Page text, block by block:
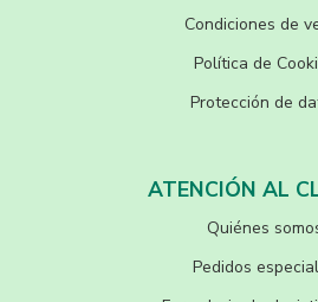
Condiciones de
Política de
Protección de
ATENCIÓN AL
Quiénes
Pedidos